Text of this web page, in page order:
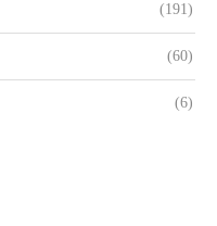
(191)
(60)
(6)